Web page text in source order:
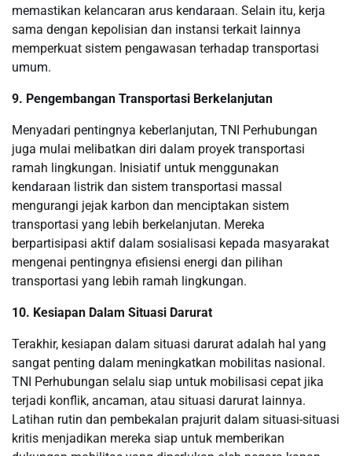
memastikan kelancaran arus kendaraan. Selain itu, kerja
sama dengan kepolisian dan instansi terkait lainnya
memperkuat sistem pengawasan terhadap transportasi
umum.
9. Pengembangan Transportasi Berkelanjutan
Menyadari pentingnya keberlanjutan, TNI Perhubungan
juga mulai melibatkan diri dalam proyek transportasi
ramah lingkungan. Inisiatif untuk menggunakan
kendaraan listrik dan sistem transportasi massal
mengurangi jejak karbon dan menciptakan sistem
transportasi yang lebih berkelanjutan. Mereka
berpartisipasi aktif dalam sosialisasi kepada masyarakat
mengenai pentingnya efisiensi energi dan pilihan
transportasi yang lebih ramah lingkungan.
10. Kesiapan Dalam Situasi Darurat
Terakhir, kesiapan dalam situasi darurat adalah hal yang
sangat penting dalam meningkatkan mobilitas nasional.
TNI Perhubungan selalu siap untuk mobilisasi cepat jika
terjadi konflik, ancaman, atau situasi darurat lainnya.
Latihan rutin dan pembekalan prajurit dalam situasi-situasi
kritis menjadikan mereka siap untuk memberikan